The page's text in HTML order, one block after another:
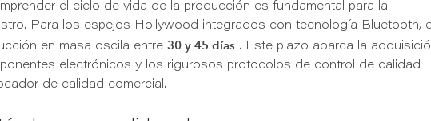
el ciclo de vida de la producción es fundamental para la
Para los espejos Hollywood integrados con tecnología Bluetooth,
en masa oscila entre 30 y 45 días . Este plazo abarca la
electrónicos y los rigurosos protocolos de control de calidad
de calidad comercial.